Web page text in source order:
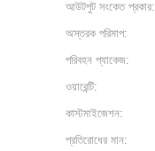
আউটপুট সংকেত প্রকার:
অস্তরক পরিমাপ:
পরিবহন প্যাকেজ:
ওয়ারেন্টি:
কাস্টমাইজেশন:
প্রতিরোধের মান: